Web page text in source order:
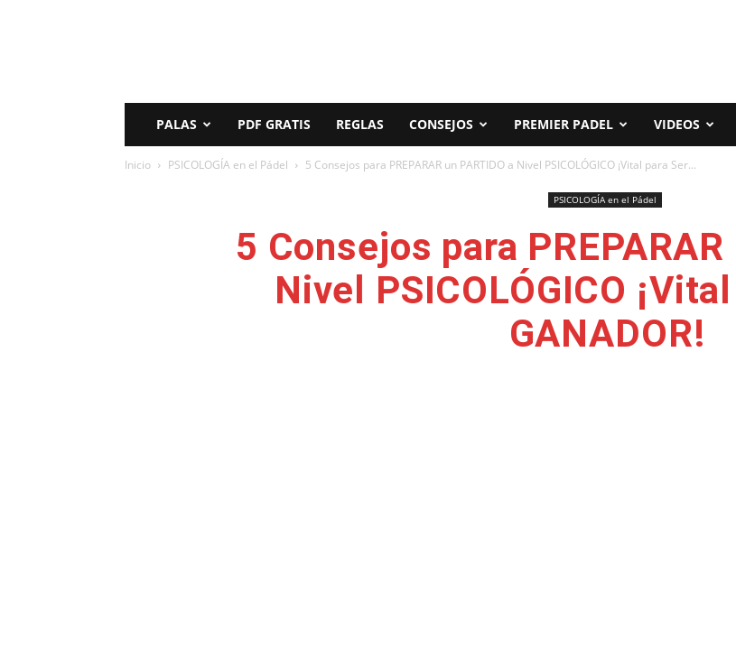
PALAS PDF GRATIS REGLAS CONSEJOS PREMIER PADEL VIDEOS
Inicio PSICOLOGÍA en el Pádel 5 Consejos para PREPARAR un PARTIDO a Nivel PSICOLÓGICO ¡Vital para Ser...
PSICOLOGÍA en el Pádel
5 Consejos para PREPARAR
Nivel PSICOLÓGICO
GANADOR!